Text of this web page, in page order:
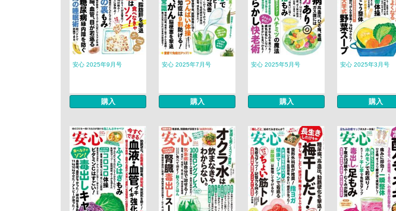
安心 2025年9月号
購入
安心 2025年7月号
購入
安心 2025年5月号
購入
安心 2025年3月号
購入